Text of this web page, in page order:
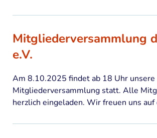
Mitgliederversammlung
e.V.
Am 8.10.2025 findet ab 18 Uhr unsere
Mitgliederversammlung statt. Alle
herzlich eingeladen. Wir freuen uns auf